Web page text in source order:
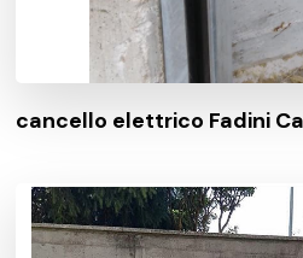
cancello elettrico Fadini